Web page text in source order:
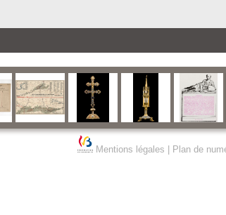
Mentions légales Plan de